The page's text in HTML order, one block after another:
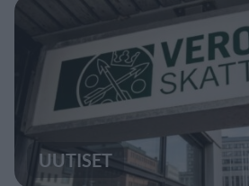
UUTISET